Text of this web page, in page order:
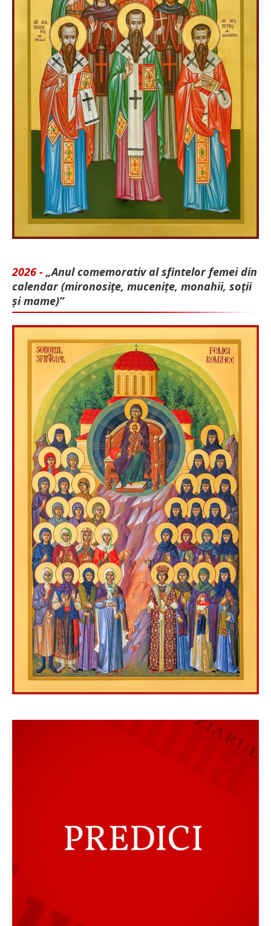
2026 - „Anul comemorativ al sfintelor femei din
calendar (mironosițe, mu­cenițe, monahii, soții
și mame)”